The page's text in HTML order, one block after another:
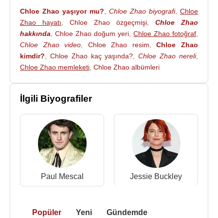
Kaliforniya
'da yaşıyor.
2025 yılında senaryosunuMaggie O'Farrellve
Chloé Zhao'ın ortaklaşa kaleme aldığı ve
Jessie Buckley
gerçekleştirildi.
Amerikan Film Enstitüsü tarafından 2025 yılının en
iyi on filmi arasında gösterilenHamnetfilmi, 12
Ocak 2026 tarihinde 83.
Altın KüreÖdülleri'nde En
İyi Drama Filmi ve Buckley'e En İyi Drama Filmi
Kadın Oyuncu ödüllerini kazanmasının yanı sıra, 15
Mart 2026 tarihinde
Amerika Birleşik Devletleri
Akademi Ödülleri'nde Zhao'ya En İyi Film ile En İyi
Chloe Zhao yaşıyor mu?, Chloe Zhao biyografi, Chloe
Zhao hayatı, Chloe Zhao özgeçmişi, Chloe Zhao
hakkında, Chloe Zhao doğum yeri, Chloe Zhao fotoğraf,
Chloe Zhao video, Chloe Zhao resim,Chloe Zhao
kimdir?, Chloe Zhao kaç yaşında?,Chloe Zhao nereli,
Chloe Zhao memleketi, Chloe Zhao albümleri
İlgili Biyografiler
Paul Mescal Jessie Buckley
Popüler Yeni Gündemde